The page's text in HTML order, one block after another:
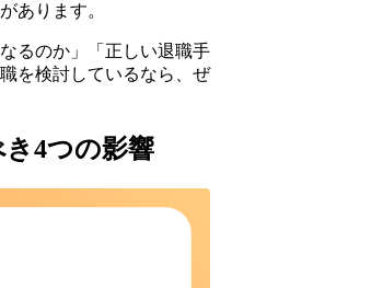
あります。
るのか」「正しい退職手
を検討しているなら、ぜ
4つの影響